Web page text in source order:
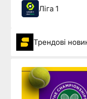
Ліга 1
Трендові